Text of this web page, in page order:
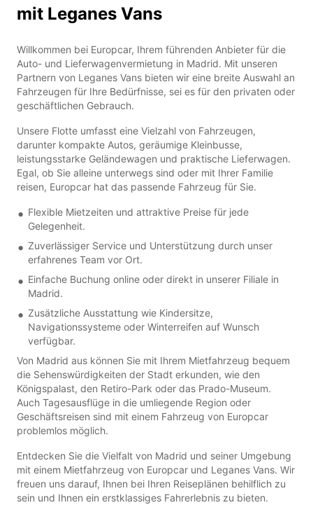
mit Leganes Vans
Willkommen bei Europcar, Ihrem führenden Anbieter für die
Auto- und Lieferwagenvermietung in Madrid. Mit unseren
Partnern von Leganes Vans bieten wir eine breite Auswahl an
Fahrzeugen für Ihre Bedürfnisse, sei es für den privaten oder
geschäftlichen Gebrauch.
Unsere Flotte umfasst eine Vielzahl von Fahrzeugen,
darunter kompakte Autos, geräumige Kleinbusse,
leistungsstarke Geländewagen und praktische Lieferwagen.
Egal, ob Sie alleine unterwegs sind oder mit Ihrer Familie
reisen, Europcar hat das passende Fahrzeug für Sie.
Flexible Mietzeiten und attraktive Preise für jede
Gelegenheit.
Zuverlässiger Service und Unterstützung durch unser
erfahrenes Team vor Ort.
Einfache Buchung online oder direkt in unserer Filiale in
Madrid.
Zusätzliche Ausstattung wie Kindersitze,
Navigationssysteme oder Winterreifen auf Wunsch
verfügbar.
Von Madrid aus können Sie mit Ihrem Mietfahrzeug bequem
die Sehenswürdigkeiten der Stadt erkunden, wie den
Königspalast, den Retiro-Park oder das Prado-Museum.
Auch Tagesausflüge in die umliegende Region oder
Geschäftsreisen sind mit einem Fahrzeug von Europcar
problemlos möglich.
Entdecken Sie die Vielfalt von Madrid und seiner Umgebung
mit einem Mietfahrzeug von Europcar und Leganes Vans. Wir
freuen uns darauf, Ihnen bei Ihren Reiseplänen behilflich zu
sein und Ihnen ein erstklassiges Fahrerlebnis zu bieten.